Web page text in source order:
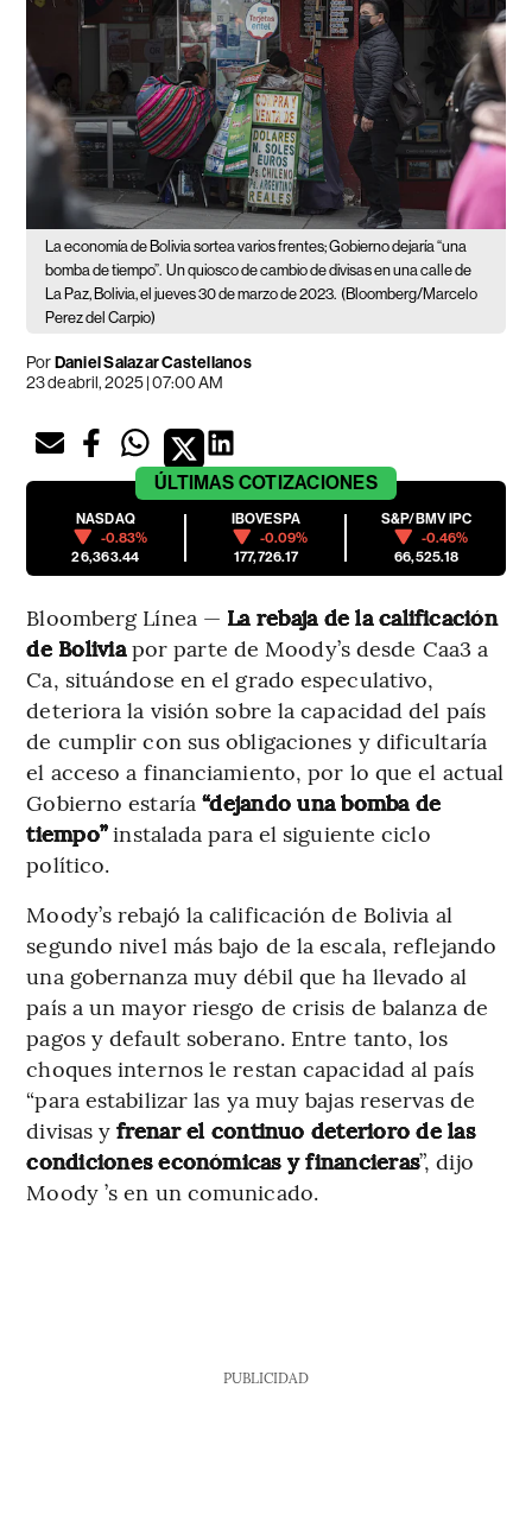
La economía de Bolivia sortea varios frentes; Gobierno dejaría “una
bomba de tiempo”. Un quiosco de cambio de divisas en una calle de
La Paz, Bolivia, el jueves 30 de marzo de 2023. (Bloomberg/Marcelo
Perez del Carpio)
PorDaniel Salazar Castellanos
23 de abril, 2025 | 07:00 AM
ÚLTIMAS COTIZACIONES
NASDAQ
-0.83%
26,363.44
IBOVESPA
-0.09%
177,726.17
S&P/BMV IPC
-0.46%
66,525.18
Bloomberg Línea — La rebaja de la calificación
de Boliviapor parte de Moody’s desde Caa3 a
Ca, situándose en el grado especulativo,
deteriora la visión sobre la capacidad del país
de cumplir con sus obligaciones y dificultaría
el acceso a financiamiento, por lo que el actual
Gobierno estaría “dejando una bomba de
tiempo”instalada para el siguiente ciclo
político.
Moody’s rebajó la calificación de Bolivia al
segundo nivel más bajo de la escala, reflejando
una gobernanza muy débil que ha llevado al
país a un mayor riesgo de crisis de balanza de
pagos y default soberano. Entre tanto, los
choques internos le restan capacidad al país
“para estabilizar las ya muy bajas reservas de
divisas yfrenar el continuo deterioro de las
condiciones económicas y financieras”, dijo
Moody ’s en un comunicado.
PUBLICIDAD